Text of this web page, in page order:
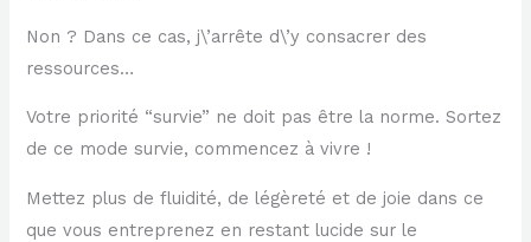
Non ? Dans ce cas, j\’arrête d\’y consacrer des
ressources…
Votre priorité “survie” ne doit pas être la norme. Sortez
de ce mode survie, commencez à vivre !
Mettez plus de fluidité, de légèreté et de joie dans ce
que vous entreprenez en restant lucide sur le